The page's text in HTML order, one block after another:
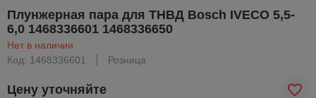
Плунжерная пара для ТНВД Bosch IVECO 5,5-
6,0 1468336601 1468336650
Нет в наличии
Код: 1468336601
Розница
Цену уточняйте